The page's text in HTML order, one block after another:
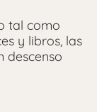
tal como
y libros, las
descenso